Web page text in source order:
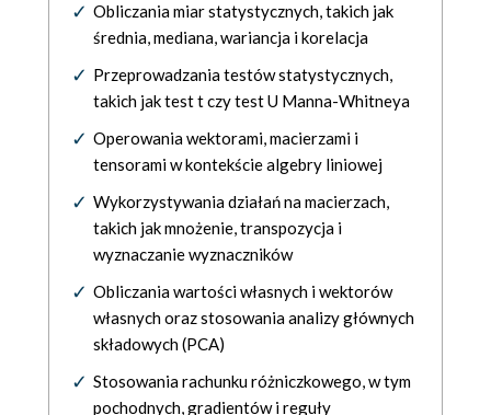
Obliczania miar statystycznych, takich jak
średnia, mediana, wariancja i korelacja
Przeprowadzania testów statystycznych,
takich jak test t czy test U Manna-Whitneya
Operowania wektorami, macierzami i
tensorami w kontekście algebry liniowej
Wykorzystywania działań na macierzach,
takich jak mnożenie, transpozycja i
wyznaczanie wyznaczników
Obliczania wartości własnych i wektorów
własnych oraz stosowania analizy głównych
składowych (PCA)
Stosowania rachunku różniczkowego, w tym
pochodnych, gradientów i reguły